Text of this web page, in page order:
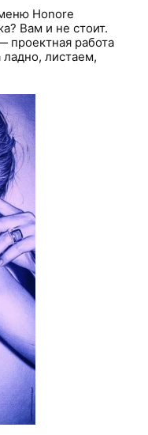
Honore
Вам и не стоит.
проектная работа
ладно, листаем,